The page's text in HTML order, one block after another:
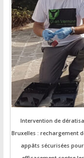
Intervention de
Bruxelles : rechargement
appâts sécurisées